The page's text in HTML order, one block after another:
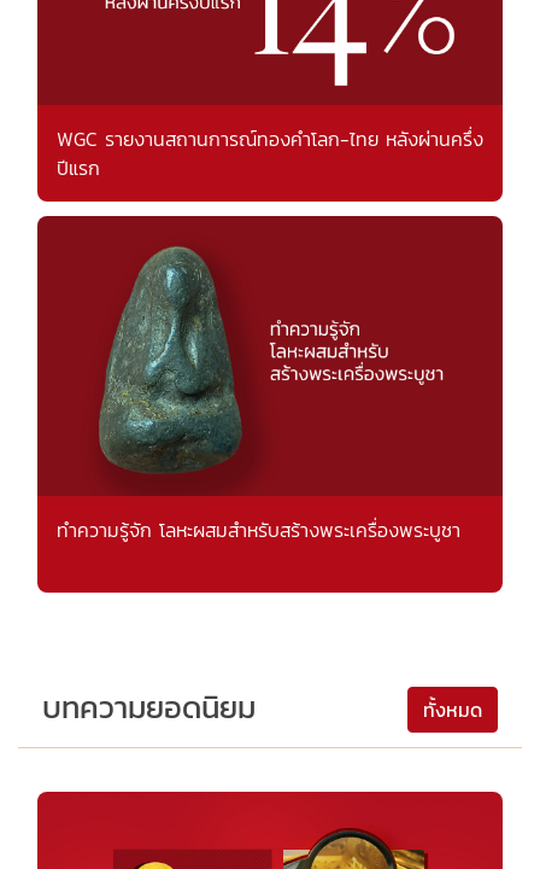
WGC รายงานสถานการณ์ทองคำโลก-ไทย หลังผ่านครึ่ง
ปีแรก
ทำความรู้จัก โลหะผสมสำหรับสร้างพระเครื่องพระบูชา
บทความยอดนิยม ทั้งหมด